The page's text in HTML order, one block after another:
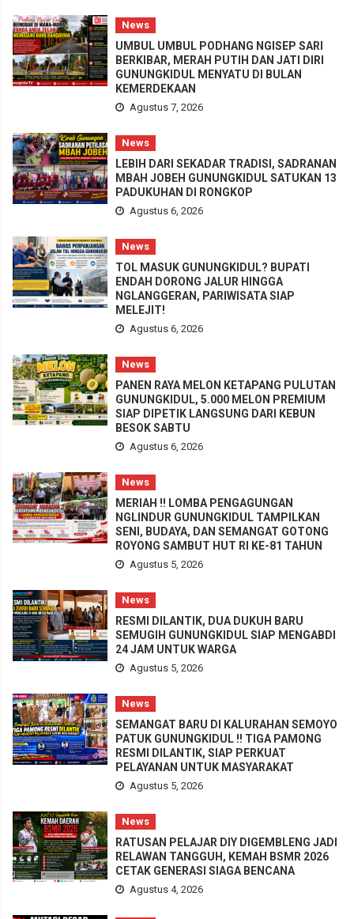
News
UMBUL UMBUL PODHANG NGISEP SARI
BERKIBAR, MERAH PUTIH DAN JATI DIRI
GUNUNGKIDUL MENYATU DI BULAN
KEMERDEKAAN
Agustus 7, 2026
News
LEBIH DARI SEKADAR TRADISI, SADRANAN
MBAH JOBEH GUNUNGKIDUL SATUKAN 13
PADUKUHAN DI RONGKOP
Agustus 6, 2026
News
TOL MASUK GUNUNGKIDUL? BUPATI
ENDAH DORONG JALUR HINGGA
NGLANGGERAN, PARIWISATA SIAP
MELEJIT!
Agustus 6, 2026
News
PANEN RAYA MELON KETAPANG PULUTAN
GUNUNGKIDUL, 5.000 MELON PREMIUM
SIAP DIPETIK LANGSUNG DARI KEBUN
BESOK SABTU
Agustus 6, 2026
News
MERIAH !! LOMBA PENGAGUNGAN
NGLINDUR GUNUNGKIDUL TAMPILKAN
SENI, BUDAYA, DAN SEMANGAT GOTONG
ROYONG SAMBUT HUT RI KE-81 TAHUN
Agustus 5, 2026
News
RESMI DILANTIK, DUA DUKUH BARU
SEMUGIH GUNUNGKIDUL SIAP MENGABDI
24 JAM UNTUK WARGA
Agustus 5, 2026
News
SEMANGAT BARU DI KALURAHAN SEMOYO
PATUK GUNUNGKIDUL !! TIGA PAMONG
RESMI DILANTIK, SIAP PERKUAT
PELAYANAN UNTUK MASYARAKAT
Agustus 5, 2026
News
RATUSAN PELAJAR DIY DIGEMBLENG JADI
RELAWAN TANGGUH, KEMAH BSMR 2026
CETAK GENERASI SIAGA BENCANA
Agustus 4, 2026